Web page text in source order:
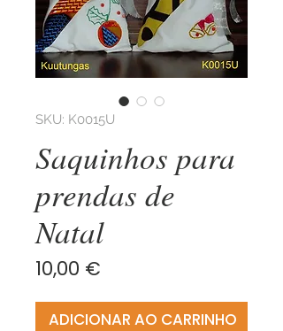
SKU: K0015U
Saquinhos para
prendas de
Natal
10,00 €
ADICIONAR AO CARRINHO